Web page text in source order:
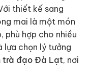
thiết kế sang
mai là một món
phù hợp cho nhiều
chọn lý tưởng
trà đạo Đà Lạt, nơi